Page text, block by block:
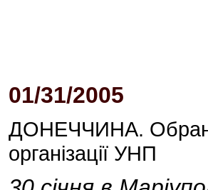
01/31/2005
ДОНЕЧЧИНА. Обрано
організації УНП